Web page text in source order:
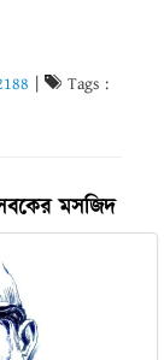
| Tags :
মসজিদ